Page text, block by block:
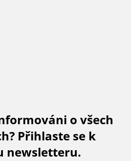
o všech
Přihlaste se k
newsletteru.